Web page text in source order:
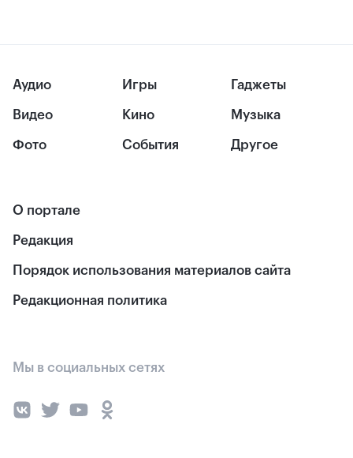
Аудио
Видео
Фото
Игры
Кино
События
Гаджеты
Музыка
Другое
О портале
Редакция
Порядок использования материалов сайта
Редакционная политика
Мы в социальных сетях